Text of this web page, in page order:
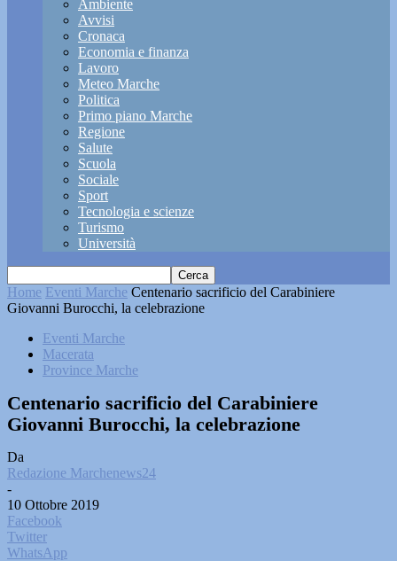
Ambiente
Avvisi
Cronaca
Economia e finanza
Lavoro
Meteo Marche
Politica
Primo piano Marche
Regione
Salute
Scuola
Sociale
Sport
Tecnologia e scienze
Turismo
Università
Home Eventi Marche Centenario sacrificio del Carabiniere
Giovanni Burocchi, la celebrazione
Eventi Marche
Macerata
Province Marche
Centenario sacrificio del Carabiniere
Giovanni Burocchi, la celebrazione
Da
Redazione Marchenews24
-
10 Ottobre 2019
Facebook
Twitter
WhatsApp